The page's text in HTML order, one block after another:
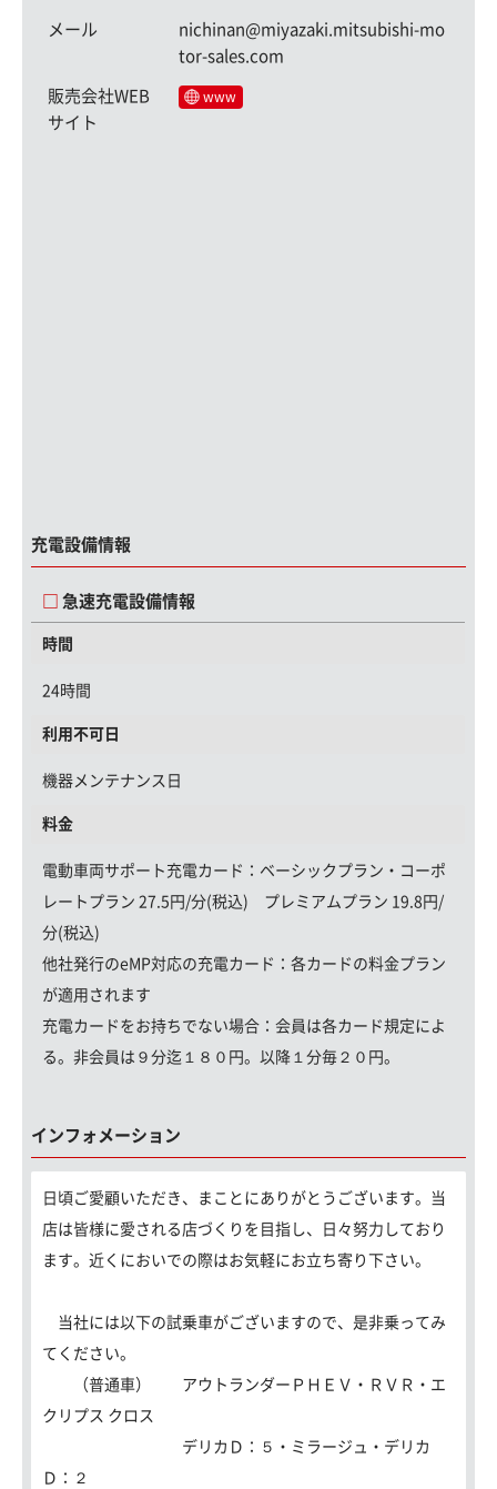
メール
nichinan@miyazaki.mitsubishi-mo
tor-sales.com
販売会社WEB
サイト
www
充電設備情報
急速充電設備情報
時間
24時間
利用不可日
機器メンテナンス日
料金
電動車両サポート充電カード ：ベーシックプラン・コーポ
レートプラン 27.5円/分(税込) プレミアムプラン 19.8円/
分(税込)
他社発行のeMP対応の充電カード：各カードの料金プラン
が適用されます
充電カードをお持ちでない場合：会員は各カード規定によ
る。非会員は９分迄１８０円。以降１分毎２０円。
インフォメーション
日頃ご愛顧いただき、まことにありがとうございます。当
店は皆様に愛される店づくりを目指し、日々努力しており
ます。近くにおいでの際はお気軽にお立ち寄り下さい。
当社には以下の試乗車がございますので、是非乗ってみ
てください。
（普通車） アウトランダーＰＨＥＶ・ＲＶＲ・エ
クリプス クロス
デリカＤ：５・ミラージュ・デリカ
Ｄ：２